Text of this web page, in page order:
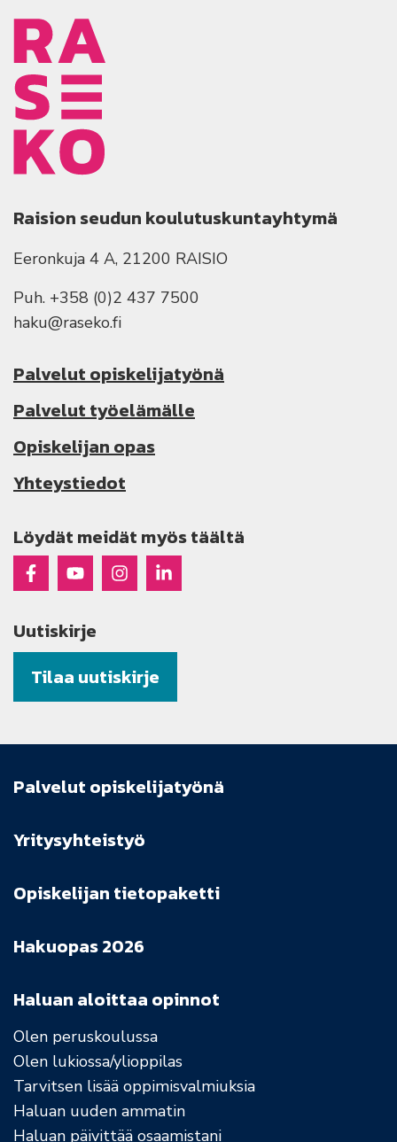
Raision seudun koulutuskuntayhtymä
Eeronkuja 4 A, 21200 RAISIO
Puh. +358 (0)2 437 7500
haku@raseko.fi
Palvelut opiskelijatyönä
Palvelut työelämälle
Opiskelijan opas
Yhteystiedot
Löydät meidät myös täältä
Raseko Facebookissa
Raseko Youtubessa
Raseko Instagramissa
Raseko Linkedinissä
Uutiskirje
Tilaa uutiskirje
Haluan aloittaa opinnot
Olen peruskoulussa
Olen lukiossa/ylioppilas
Tarvitsen lisää oppimisvalmiuksia
Haluan uuden ammatin
Haluan päivittää osaamistani
Palvelut opiskelijatyönä
Yritysyhteistyö
Opiskelijan tietopaketti
Hakuopas 2026